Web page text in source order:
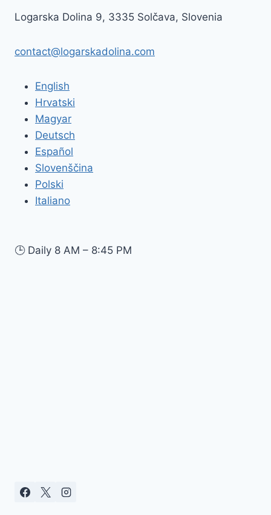
Logarska Dolina 9, 3335 Solčava, Slovenia
contact@logarskadolina.com
English
Hrvatski
Magyar
Deutsch
Español
Slovenščina
Polski
Italiano
🕒 Daily 8 AM – 8:45 PM